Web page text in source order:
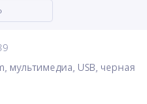
мультимедиа, USB, черная